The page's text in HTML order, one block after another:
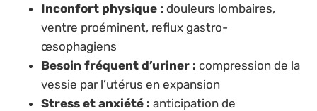
Inconfort physique : douleurs lombaires,
ventre proéminent, reflux gastro-
œsophagiens
Besoin fréquent d’uriner : compression de la
vessie par l’utérus en expansion
Stress et anxiété : anticipation de